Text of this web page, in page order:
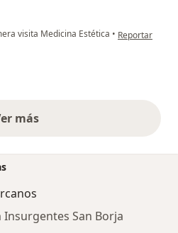
visita Medicina Estética • en opinión del
Reportar
más
opiniones anteriores
San Borja